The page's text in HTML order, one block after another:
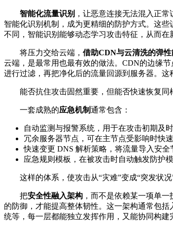
智能化流量识别 ，让恶意连接无法混入正
智能化识别机制，成为更精细的防护方式。这
不同，智能识别能够动态学习攻击特征，从而
将压力交给云端， 借助CDN与云清洗的弹性
云端，是最常用也最有效的做法。CDN的边缘
进行过滤，再把净化后的流量回源到服务器。
能否抗住攻击固然重要，但能否快速恢复同样
一套成熟的应急机制通常包含：
自动监测与报警系统，用于在攻击初期及
冗余服务器节点，可在主节点受影响时快
快速变更 DNS 解析策略，将流量导入安全
应急规则模板，在被攻击时自动触发防护
这样的体系，使攻击从“灾难”变成“突发状况
把安全性融入架构 ，而不是依赖某一项单
的防御，才能提高整体韧性。这一架构通常包
统等，每一层都能独立发挥作用，又能协同构